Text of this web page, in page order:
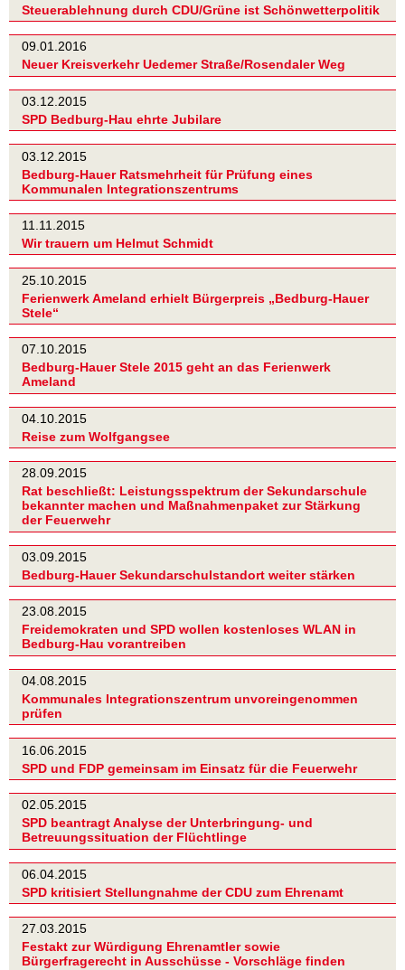
Steuerablehnung durch CDU/Grüne ist Schönwetterpolitik
09.01.2016
Neuer Kreisverkehr Uedemer Straße/Rosendaler Weg
03.12.2015
SPD Bedburg-Hau ehrte Jubilare
03.12.2015
Bedburg-Hauer Ratsmehrheit für Prüfung eines
Kommunalen Integrationszentrums
11.11.2015
Wir trauern um Helmut Schmidt
25.10.2015
Ferienwerk Ameland erhielt Bürgerpreis „Bedburg-Hauer
Stele“
07.10.2015
Bedburg-Hauer Stele 2015 geht an das Ferienwerk
Ameland
04.10.2015
Reise zum Wolfgangsee
28.09.2015
Rat beschließt: Leistungsspektrum der Sekundarschule
bekannter machen und Maßnahmenpaket zur Stärkung
der Feuerwehr
03.09.2015
Bedburg-Hauer Sekundarschulstandort weiter stärken
23.08.2015
Freidemokraten und SPD wollen kostenloses WLAN in
Bedburg-Hau vorantreiben
04.08.2015
Kommunales Integrationszentrum unvoreingenommen
prüfen
16.06.2015
SPD und FDP gemeinsam im Einsatz für die Feuerwehr
02.05.2015
SPD beantragt Analyse der Unterbringung- und
Betreuungssituation der Flüchtlinge
06.04.2015
SPD kritisiert Stellungnahme der CDU zum Ehrenamt
27.03.2015
Festakt zur Würdigung Ehrenamtler sowie
Bürgerfragerecht in Ausschüsse - Vorschläge finden